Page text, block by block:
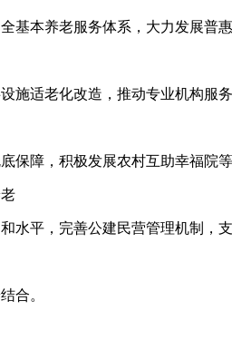
基本养老服务体系，大力发展普
施适老化改造，推动专业机构服
保障，积极发展农村互助幸福院等
水平，完善公建民营管理机制，
合。